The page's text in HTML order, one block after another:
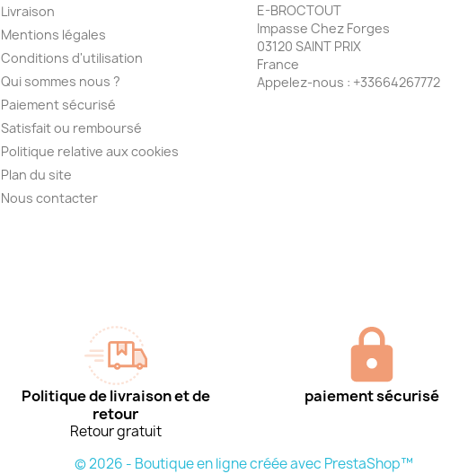
Livraison
Mentions légales
Conditions d'utilisation
Qui sommes nous ?
Paiement sécurisé
Satisfait ou remboursé
Politique relative aux cookies
Plan du site
Nous contacter
E-BROCTOUT
Impasse Chez Forges
03120 SAINT PRIX
France
Appelez-nous : +33664267772
Politique de livraison et de
retour
Retour gratuit
paiement sécurisé
© 2026 - Boutique en ligne créée avec PrestaShop™